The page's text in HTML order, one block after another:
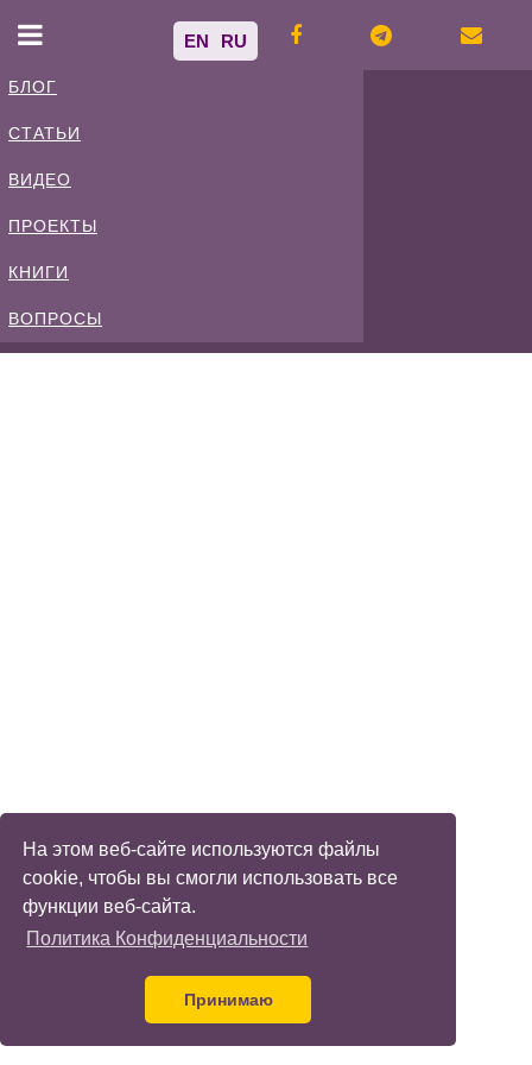
На этом веб-сайте используются файлы
cookie, чтобы вы смогли использовать все
функции веб-сайта.
Политика Конфиденциальности
Принимаю
БЛОГ
СТАТЬИ
ВИДЕО
ПРОЕКТЫ
КНИГИ
ВОПРОСЫ
EN RU
Спиваковский
Блог